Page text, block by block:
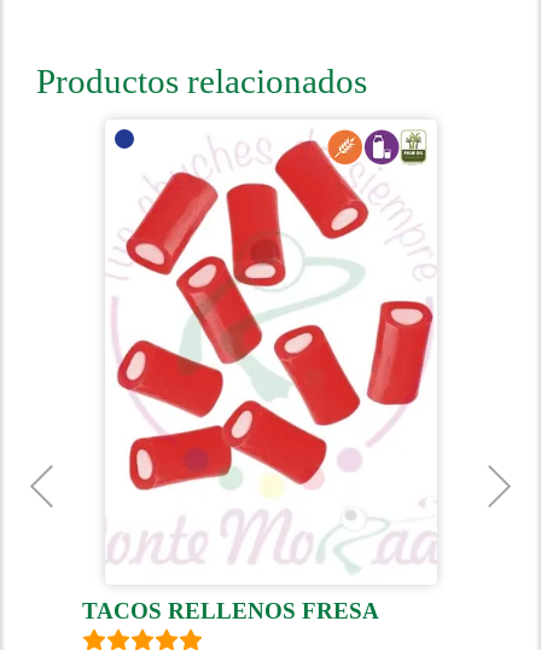
Productos relacionados
TACOS RELLENOS FRESA